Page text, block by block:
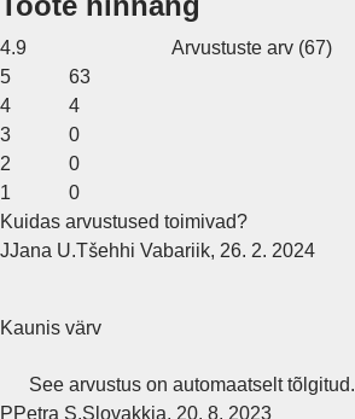
4.9 Arvustuste arv (67)
5
63
4
4
3
0
2
0
1
0
Kuidas arvustused toimivad?
JJana U.Tšehhi Vabariik, 26. 2. 2024
Kaunis värv
See arvustus on automaatselt tõlgitud.
PPetra S.Slovakkia, 20. 8. 2023